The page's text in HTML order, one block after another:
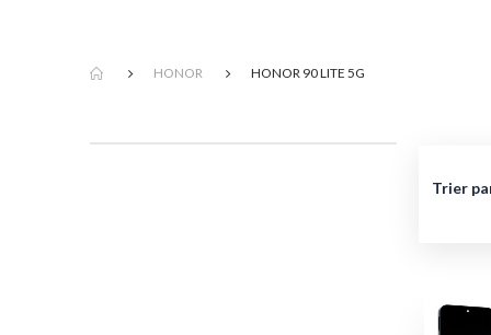
HONOR HONOR 90 LITE 5G
Trier